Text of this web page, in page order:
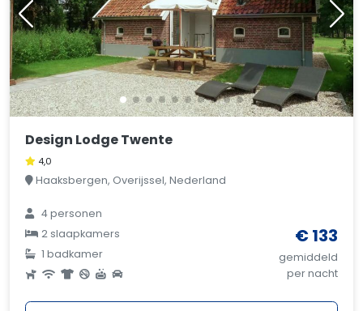
Design Lodge Twente
4,0
Haaksbergen, Overijssel, Nederland
4 personen
2 slaapkamers
1 badkamer
€ 133
gemiddeld
per nacht